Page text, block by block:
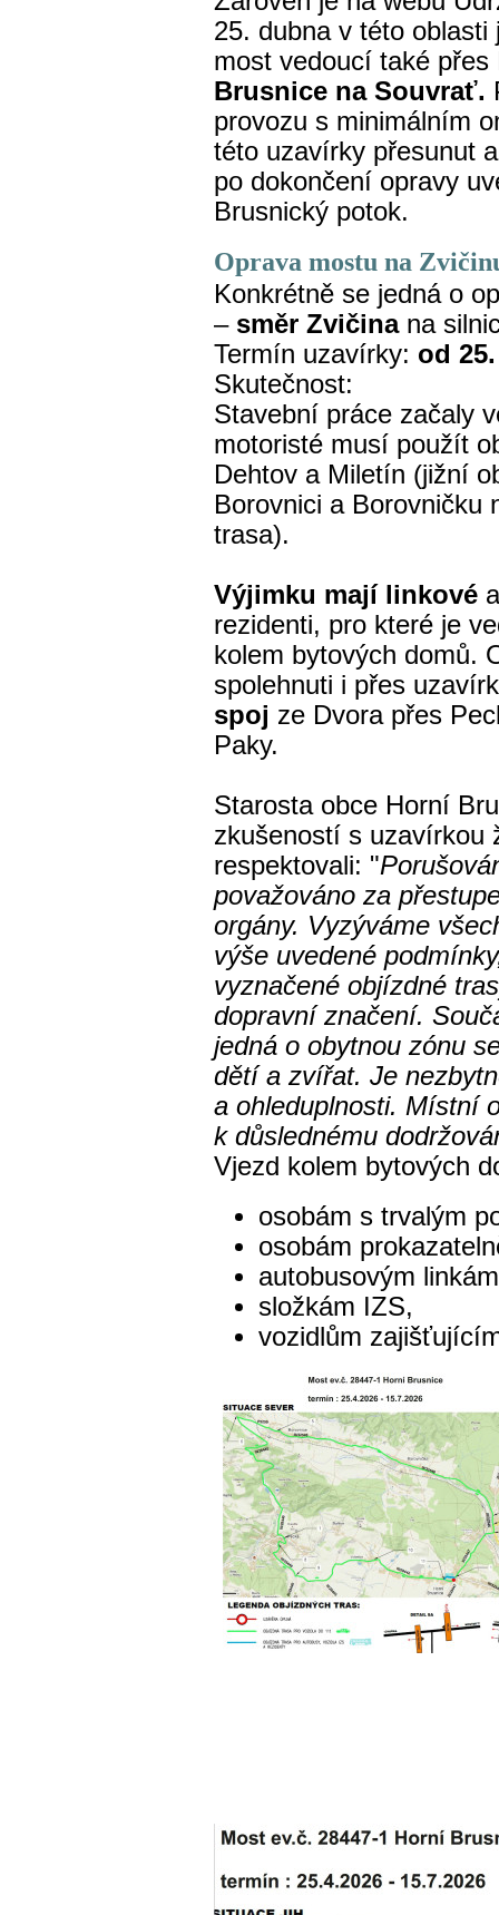
25. dubna v této
most vedoucí také
Brusnice na Souvrať.
provozu s minimálním
této uzavírky přesunut
po dokončení opravy
Brusnický potok.
Oprava mostu na
Konkrétně se jedná o
–směr Zvičina na
Termín uzavírky: od
Skutečnost:
Stavební práce začaly
motoristé musí použít
Dehtov a Miletín (jižní
Borovnici a Borovničku
trasa).
Výjimku mají linkové
rezidenti, pro které je
kolem bytových domů.
spolehnuti i přes
spoj ze Dvora přes
Paky.
Starosta obce Horní
zkušeností s uzavírkou
respektovali: "
považováno za
orgány. Vyzýváme
výše uvedené
vyznačené objízdné
dopravní značení.
jedná o obytnou zónu
dětí a zvířat. Je
a ohleduplnosti. Místní
k důslednému
Vjezd kolem bytových
osobám s trvalým
osobám
autobusovým
složkám IZS,
vozidlům